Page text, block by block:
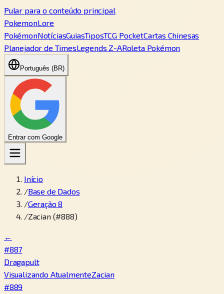
Pular para o conteúdo principal
PokemonLore
PokémonNotíciasGuiasTiposTCG PocketCartas Chinesas
Planejador de TimesLegends Z-ARoleta Pokémon
Português (BR)
Entrar com Google
Início
/Base de Dados
/Geração 8
/Zacian (#888)
←
#887
Dragapult
Visualizando AtualmenteZacian
#889